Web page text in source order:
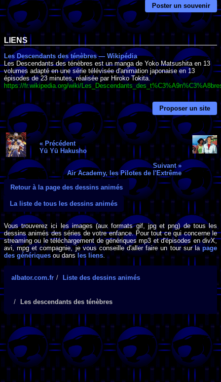
Poster un souvenir
LIENS
Les Descendants des ténèbres — Wikipédia
Les Descendants des ténèbres est un manga de Yoko Matsushita en 13
volumes adapté en une série télévisée d'animation japonaise en 13
épisodes de 23 minutes, réalisée par Hiroko Tokita.
https://fr.wikipedia.org/wiki/
Proposer un site
« Précédent
Yū Yū Hakusho
Suivant »
Air Academy, les Pilotes de l'Extrême
Retour à la page des dessins animés
La liste de tous les dessins animés
Vous trouverez ici les images (aux formats gif, jpg et png) de tous les
dessins animés des séries de votre enfance. Pour tout ce qui concerne le
streaming ou le téléchargement de génériques mp3 et d'épisodes en divX,
avi, mpg et compagnie, je vous conseille d'aller faire un tour sur lapage
des génériques ou dans les liens.
albator.com.fr Liste des dessins animés
Les descendants des ténèbres